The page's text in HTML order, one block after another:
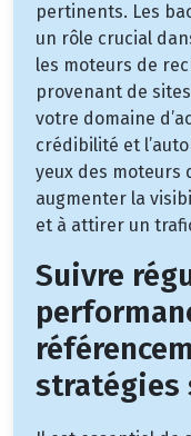
pertinents. Les
un rôle crucial
les moteurs de
provenant de
votre domaine
crédibilité et
yeux des moteurs
augmenter la
et à attirer un
Suivre
stratégies